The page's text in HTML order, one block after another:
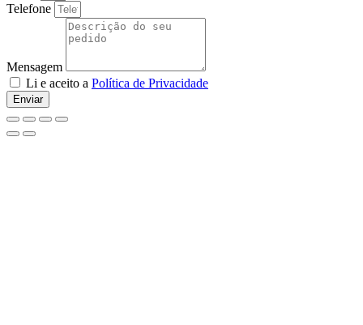
Telefone
Mensagem
Li e aceito a Política de Privacidade
Enviar